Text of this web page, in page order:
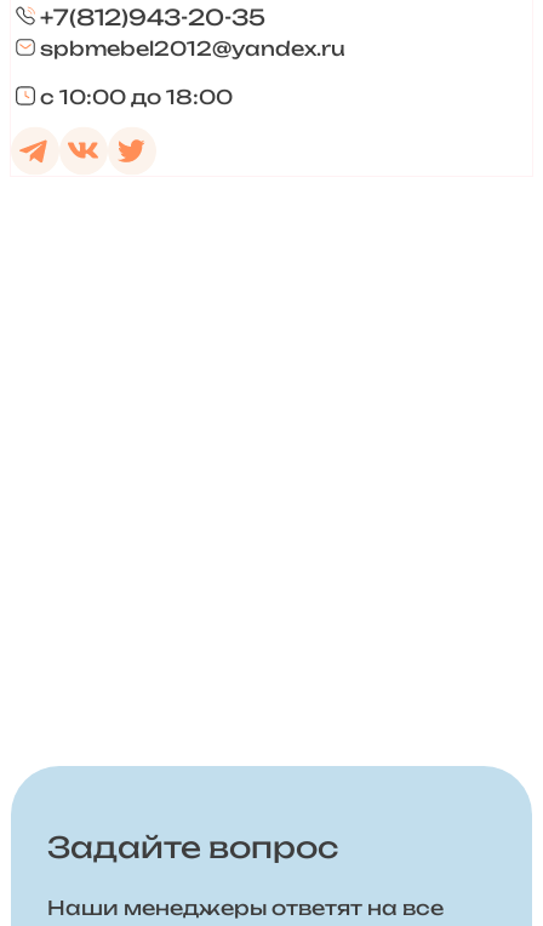
+7(812)943-20-35
spbmebel2012@yandex.ru
с 10:00 до 18:00
Задайте вопрос
Наши менеджеры ответят на все